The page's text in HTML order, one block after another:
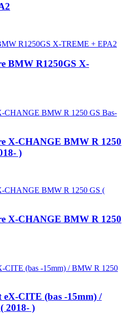
BMW R1250GS X-
X-CHANGE BMW R 1250
)
X-CHANGE BMW R 1250
eX-CITE (bas -15mm) /
2018- )